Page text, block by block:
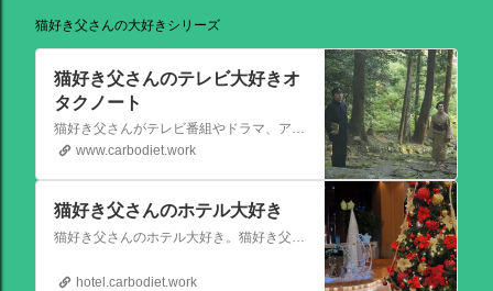
猫好き父さんの大好きシリーズ
猫好き父さんのテレビ大好きオ
タクノート
猫好き父さんがテレビ番組やドラマ、アニメ、特撮ヒーロー,そしてダイエットについて書いたブログです。
www.carbodiet.work
猫好き父さんのホテル大好き
hotel.carbodiet.work